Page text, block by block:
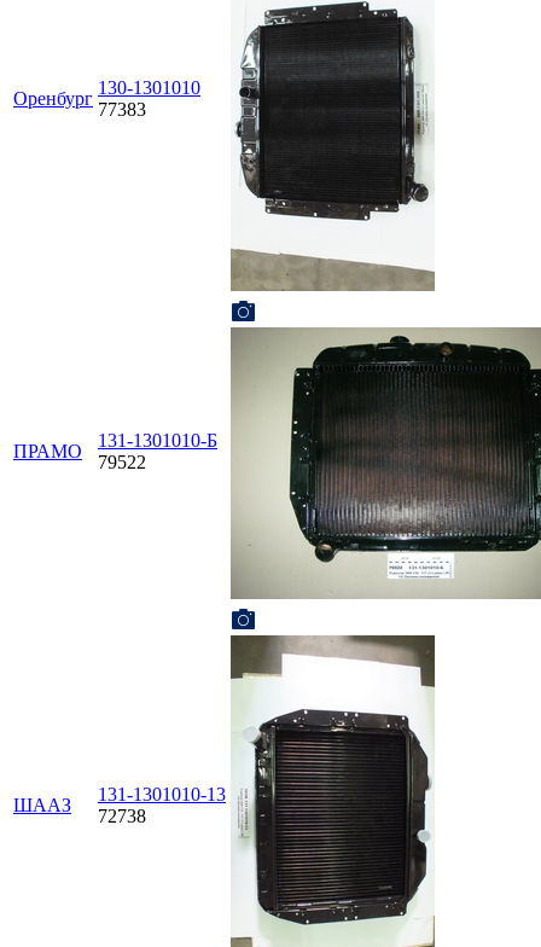
Оренбург
130-1301010
77383
ПРАМО
131-1301010-Б
79522
ШААЗ
131-1301010-13
72738